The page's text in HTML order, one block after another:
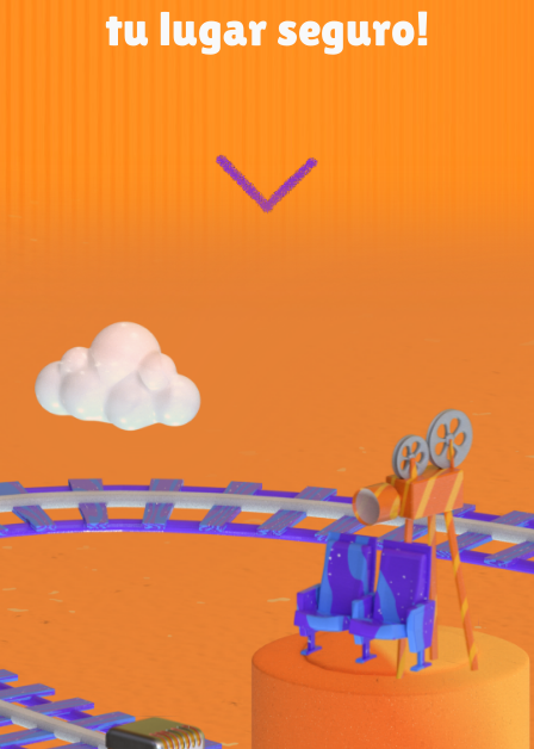
tu lugar seguro!